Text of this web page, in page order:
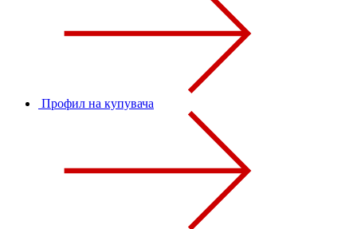
Профил на купувача